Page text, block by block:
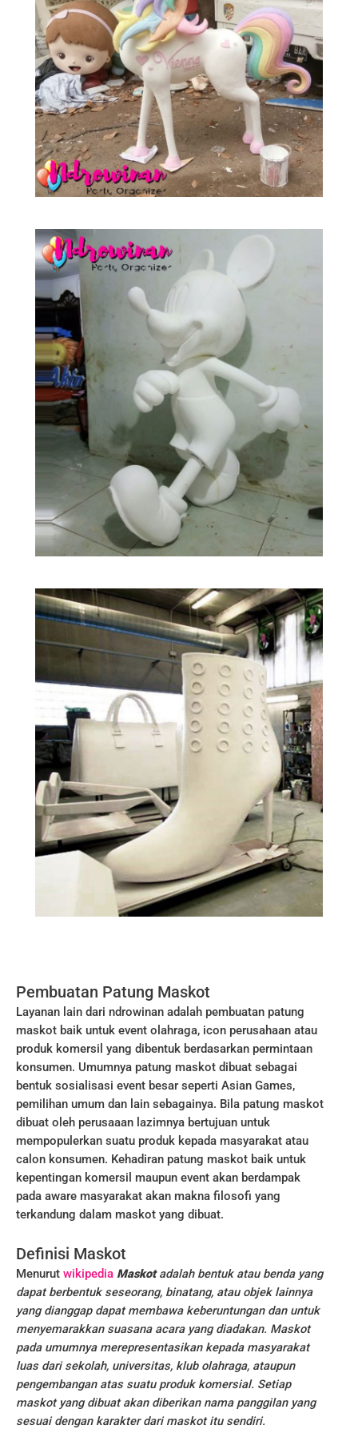
Pembuatan Patung Maskot
Layanan lain dari ndrowinan adalah pembuatan patung
maskot baik untuk event olahraga, icon perusahaan atau
produk komersil yang dibentuk berdasarkan permintaan
konsumen. Umumnya patung maskot dibuat sebagai
bentuk sosialisasi event besar seperti Asian Games,
pemilihan umum dan lain sebagainya. Bila patung maskot
dibuat oleh perusaaan lazimnya bertujuan untuk
mempopulerkan suatu produk kepada masyarakat atau
calon konsumen. Kehadiran patung maskot baik untuk
kepentingan komersil maupun event akan berdampak
pada aware masyarakat akan makna filosofi yang
terkandung dalam maskot yang dibuat.
Definisi Maskot
Menurut wikipedia Maskotadalah bentuk atau benda yang
dapat berbentuk seseorang, binatang, atau objek lainnya
yang dianggap dapat membawa keberuntungan dan untuk
menyemarakkan suasana acara yang diadakan. Maskot
pada umumnya merepresentasikan kepada masyarakat
luas dari sekolah, universitas, klub olahraga, ataupun
pengembangan atas suatu produk komersial. Setiap
maskot yang dibuat akan diberikan nama panggilan yang
sesuai dengan karakter dari maskot itu sendiri.